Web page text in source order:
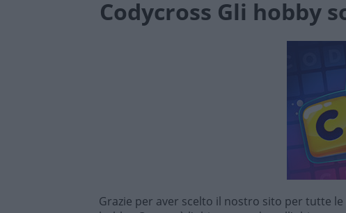
Codycross Gli hobby
Grazie per aver scelto il nostro sito per tutte